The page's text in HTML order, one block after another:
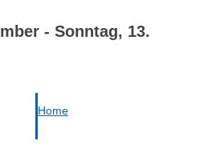
- Sonntag, 13.
Home